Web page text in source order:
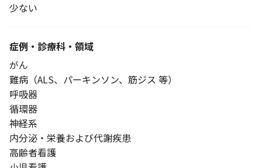
少ない
症例・診療科・ 領域
がん
難病（ALS、パーキンソン、筋ジス 等）
呼吸器
循環器
神経系
内分泌・栄養および代謝疾患
高齢者看護